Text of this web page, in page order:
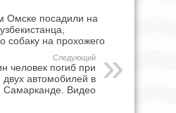
Омске посадили на
собаку на прохожего
Следующий
человек погиб при
двух автомобилей в
Самарканде. Видео